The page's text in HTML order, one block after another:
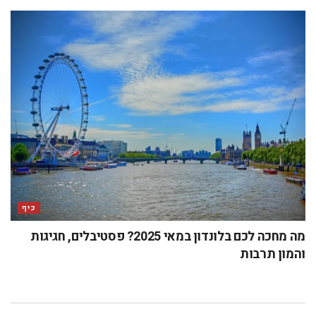
כיף
מה מחכה לכם בלונדון במאי 2025? פסטיבלים, חגיגות
והמון תרבות